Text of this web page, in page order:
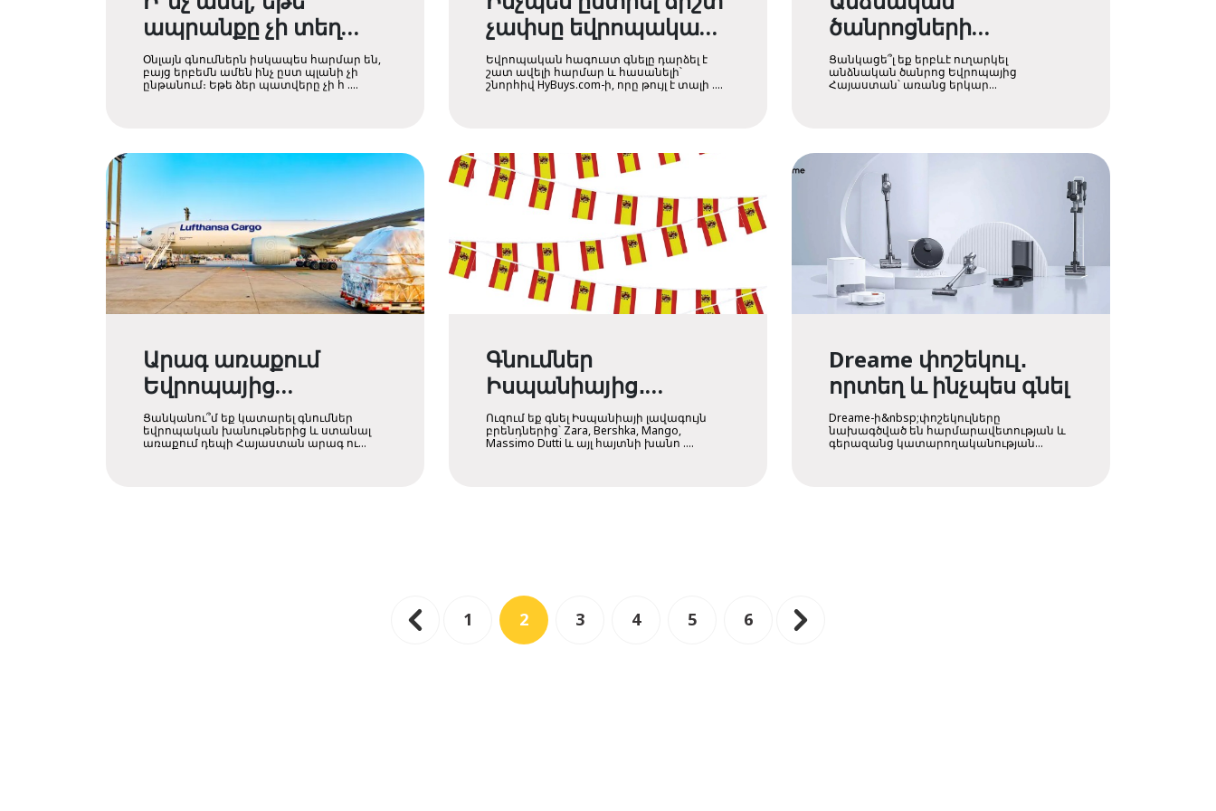
ապրանքը չի տեղ
հասել կամ վնասված
է. քայլ առ քայլ
Օնլայն գնումներն իսկապես հարմար են,
բայց երբեմն ամեն ինչ ըստ պլանի չի
ընթանում։ Եթե ձեր պատվերը չի հ ....
չափսը եվրոպական
հագուստի դեպքում՝
ԵՄ, ՄԹ և հայկական
Եվրոպական հագուստ գնելը դարձել է
շատ ավելի հարմար և հասանելի՝
շնորհիվ HyBuys.com-ի, որը թույլ է տալի ....
ծանրոցների
առաքում
եվրոպական
Հայաստան
Ցանկացե՞լ եք երբևէ ուղարկել
անձնական ծանրոց Եվրոպայից
Հայաստան՝ առանց երկար
Արագ առաքում
Եվրոպայից
Հայաստան՝
անմիջապես
Ցանկանու՞մ եք կատարել գնումներ
եվրոպական խանութներից և ստանալ
առաքում դեպի Հայաստան արագ ու
Գնումներ
Իսպանիայից․
ամենամատչելի
տարբերակը ամբողջ
Ուզում եք գնել Իսպանիայի լավագույն
բրենդներից՝ Zara, Bershka, Mango,
Massimo Dutti և այլ հայտնի խանո ....
Dreame փոշեկուլ․
որտեղ և ինչպես գնել
Dreame-ի&nbsp;փոշեկուլները
նախագծված են հարմարավետության և
գերազանց կատարողականության
1 2 3 4 5 6